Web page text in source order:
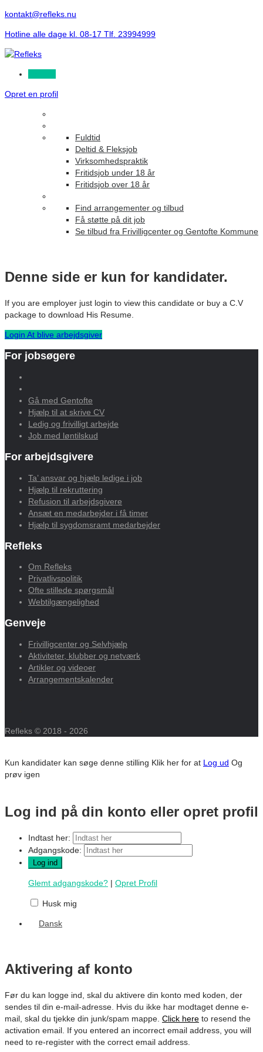
kontakt@refleks.nu
Hotline alle dage kl. 08-17 Tlf. 23994999
Opret en profil
Fuldtid
Deltid & Fleksjob
Virksomhedspraktik
Fritidsjob under 18 år
Fritidsjob over 18 år
Find arrangementer og tilbud
Få støtte på dit job
Se tilbud fra Frivilligcenter og Gentofte Kommune
Denne side er kun for kandidater.
If you are employer just login to view this candidate or buy a C.V
package to download His Resume.
Login At blive arbejdsgiver
For jobsøgere
Gå med Gentofte
Hjælp til at skrive CV
Ledig og frivilligt arbejde
Job med løntilskud
For arbejdsgivere
Ta’ ansvar og hjælp ledige i job
Hjælp til rekruttering
Refusion til arbejdsgivere
Ansæt en medarbejder i få timer
Hjælp til sygdomsramt medarbejder
Refleks
Om Refleks
Privatlivspolitik
Ofte stillede spørgsmål
Webtilgængelighed
Genveje
Frivilligcenter og Selvhjælp
Aktiviteter, klubber og netværk
Artikler og videoer
Arrangementskalender
Refleks © 2018 - 2026
Kun kandidater kan søge denne stilling Klik her for at Log ud Og
prøv igen
Log ind på din konto eller opret profil
Indtast her:
Adgangskode:
Glemt adgangskode? | Opret Profil
Husk mig
Dansk
Aktivering af konto
Før du kan logge ind, skal du aktivere din konto med koden, der
sendes til din e-mail-adresse. Hvis du ikke har modtaget denne e-
mail, skal du tjekke din junk/spam mappe. Click here to resend the
activation email. If you entered an incorrect email address, you will
need to re-register with the correct email address.